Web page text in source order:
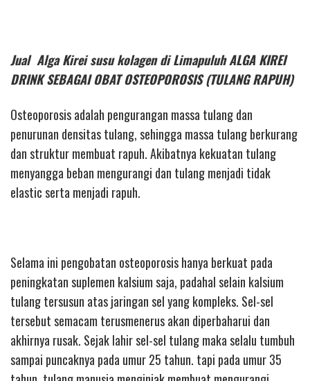
Jual Alga Kirei susu kolagen di Limapuluh ALGA KIREI
DRINK SEBAGAI OBAT OSTEOPOROSIS (TULANG RAPUH)
Osteoporosis adalah pengurangan massa tulang dan
penurunan densitas tulang, sehingga massa tulang berkurang
dan struktur membuat rapuh. Akibatnya kekuatan tulang
menyangga beban mengurangi dan tulang menjadi tidak
elastic serta menjadi rapuh.
Selama ini pengobatan osteoporosis hanya berkuat pada
peningkatan suplemen kalsium saja, padahal selain kalsium
tulang tersusun atas jaringan sel yang kompleks. Sel-sel
tersebut semacam terusmenerus akan diperbaharui dan
akhirnya rusak. Sejak lahir sel-sel tulang maka selalu tumbuh
sampai puncaknya pada umur 25 tahun. tapi pada umur 35